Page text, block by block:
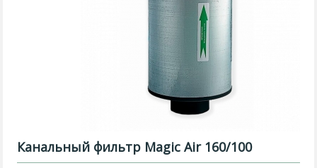
Канальный фильтр Magic Air 160/100